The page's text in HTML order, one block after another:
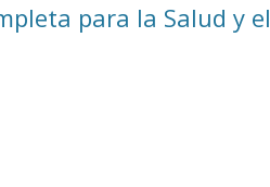
para la Salud y el